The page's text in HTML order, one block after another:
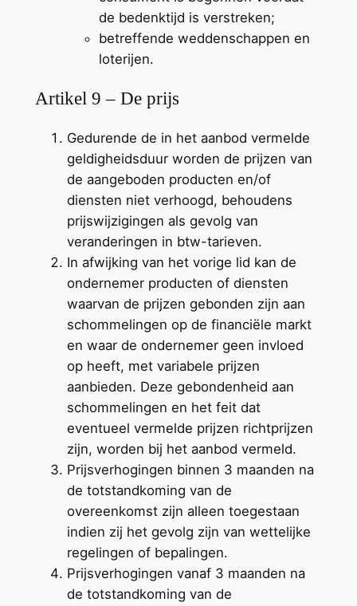
de bedenktijd is verstreken;
betreffende weddenschappen en
loterijen.
Artikel 9 – De prijs
Gedurende de in het aanbod vermelde
geldigheidsduur worden de prijzen van
de aangeboden producten en/of
diensten niet verhoogd, behoudens
prijswijzigingen als gevolg van
veranderingen in btw-tarieven.
In afwijking van het vorige lid kan de
ondernemer producten of diensten
waarvan de prijzen gebonden zijn aan
schommelingen op de financiële markt
en waar de ondernemer geen invloed
op heeft, met variabele prijzen
aanbieden. Deze gebondenheid aan
schommelingen en het feit dat
eventueel vermelde prijzen richtprijzen
zijn, worden bij het aanbod vermeld.
Prijsverhogingen binnen 3 maanden na
de totstandkoming van de
overeenkomst zijn alleen toegestaan
indien zij het gevolg zijn van wettelijke
regelingen of bepalingen.
Prijsverhogingen vanaf 3 maanden na
de totstandkoming van de